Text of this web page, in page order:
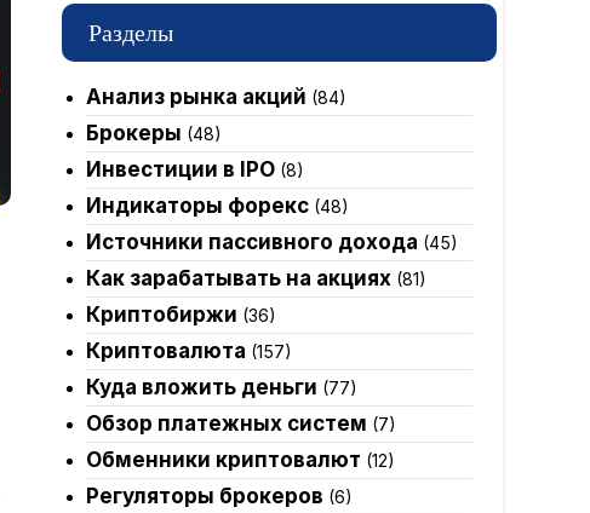
Разделы
Анализ рынка акций (84)
Брокеры (48)
Инвестиции в IPO(8)
Индикаторы форекс(48)
Источники пассивного дохода (45)
Как зарабатывать на акциях(81)
Криптобиржи (36)
Криптовалюта (157)
Куда вложить деньги (77)
Обзор платежных систем (7)
Обменники криптовалют (12)
Регуляторы брокеров (6)